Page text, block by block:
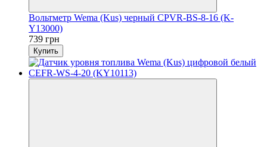
Вольтметр Wema (Kus) черный CPVR-BS-8-16 (K-
Y13000)
739 грн
Купить